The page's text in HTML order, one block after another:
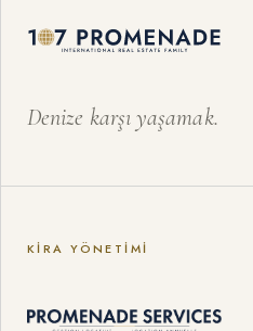
Denize karşı yaşamak.
KIRA YÖNETIMI